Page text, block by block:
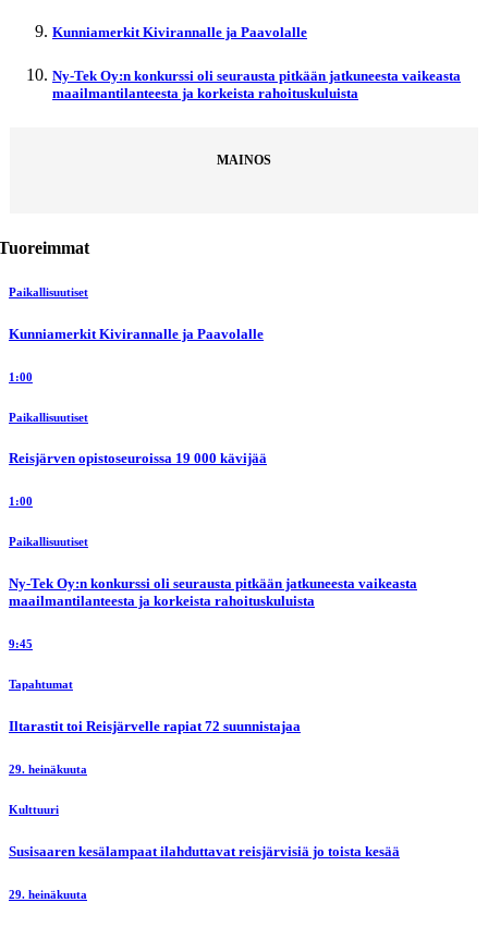
Kunniamerkit Kivirannalle ja Paavolalle
Ny-Tek Oy:n konkurssi oli seurausta pitkään jatkuneesta vaikeasta
maailmantilanteesta ja korkeista rahoituskuluista
MAINOS
Paikallisuutiset
Kunniamerkit Kivirannalle ja Paavolalle
1:00
Paikallisuutiset
Reisjärven opistoseuroissa 19 000 kävijää
1:00
Paikallisuutiset
Ny-Tek Oy:n konkurssi oli seurausta pitkään jatkuneesta vaikeasta
maailmantilanteesta ja korkeista rahoituskuluista
9:45
Tapahtumat
Iltarastit toi Reisjärvelle rapiat 72 suunnistajaa
29. heinäkuuta
Kulttuuri
Susisaaren kesälampaat ilahduttavat reisjärvisiä jo toista kesää
29. heinäkuuta